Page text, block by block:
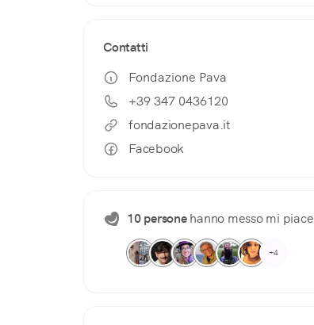
Contatti
Fondazione Pava
+39 347 0436120
fondazionepava.it
Facebook
10 personehanno messo mi piace
+4